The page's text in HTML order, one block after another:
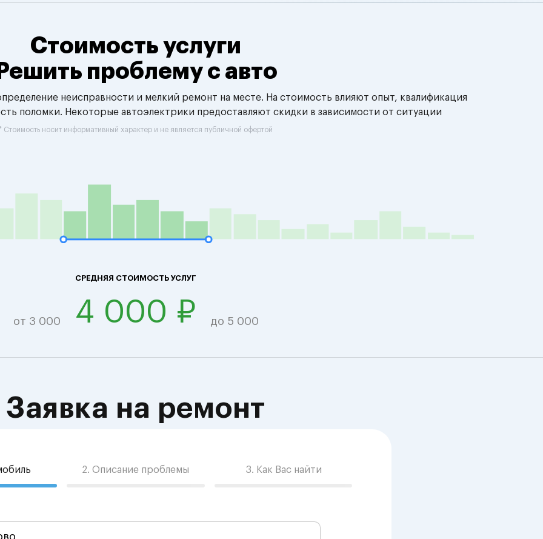
Стоимость услуги
Решить проблему с авто
неисправности и мелкий ремонт на месте. На стоимость влияют опыт, квалификация
поломки. Некоторые автоэлектрики предоставляют скидки в зависимости от ситуации
Стоимость носит информативный характер и не является публичной офертой
СРЕДНЯЯ СТОИМОСТЬ УСЛУГ
от 3 000 4 000 ₽ до 5 000
Заявка на ремонт
2. Описание проблемы 3. Как Вас найти